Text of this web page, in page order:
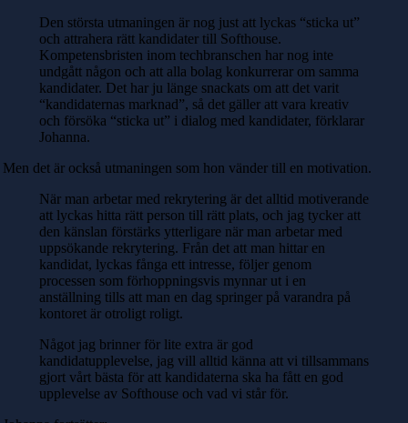
Den största utmaningen är nog just att lyckas “sticka ut”
och attrahera rätt kandidater till Softhouse.
Kompetensbristen inom techbranschen har nog inte
undgått någon och att alla bolag konkurrerar om samma
kandidater. Det har ju länge snackats om att det varit
“kandidaternas marknad”, så det gäller att vara kreativ
och försöka “sticka ut” i dialog med kandidater, förklarar
Johanna.
Men det är också utmaningen som hon vänder till en motivation.
När man arbetar med rekrytering är det alltid motiverande
att lyckas hitta rätt person till rätt plats, och jag tycker att
den känslan förstärks ytterligare när man arbetar med
uppsökande rekrytering. Från det att man hittar en
kandidat, lyckas fånga ett intresse, följer genom
processen som förhoppningsvis mynnar ut i en
anställning tills att man en dag springer på varandra på
kontoret är otroligt roligt.
Något jag brinner för lite extra är god
kandidatupplevelse, jag vill alltid känna att vi tillsammans
gjort vårt bästa för att kandidaterna ska ha fått en god
upplevelse av Softhouse och vad vi står för.